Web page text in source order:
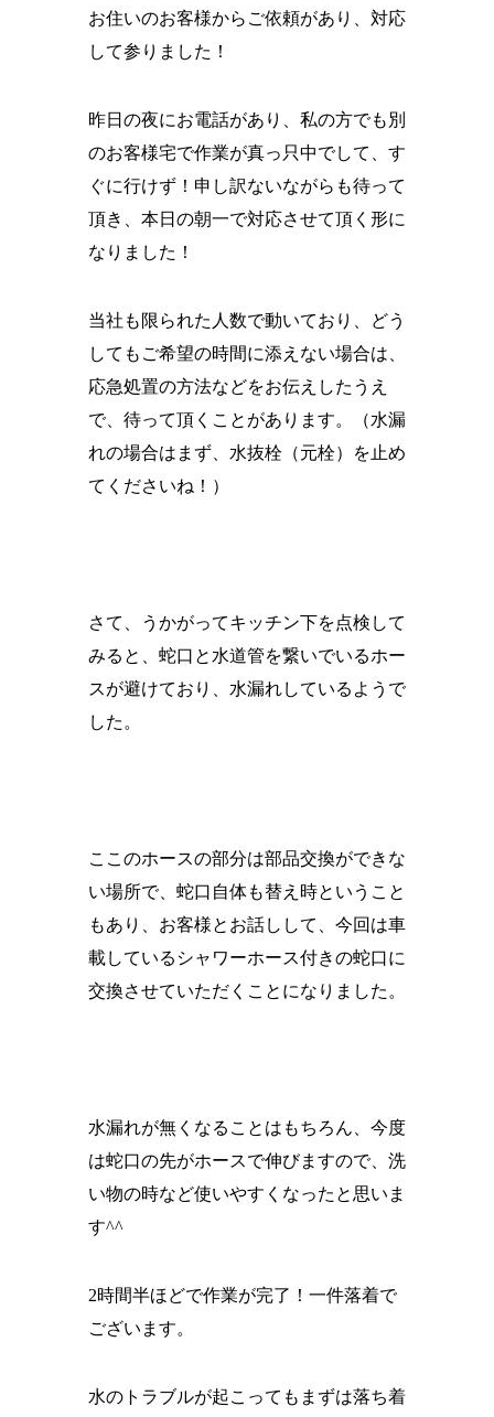
お住いのお客様からご依頼があり、対応
して参りました！
昨日の夜にお電話があり、私の方でも別
のお客様宅で作業が真っ只中でして、す
ぐに行けず！申し訳ないながらも待って
頂き、本日の朝一で対応させて頂く形に
なりました！
当社も限られた人数で動いており、どう
してもご希望の時間に添えない場合は、
応急処置の方法などをお伝えしたうえ
で、待って頂くことがあります。（水漏
れの場合はまず、水抜栓（元栓）を止め
てくださいね！）
さて、うかがってキッチン下を点検して
みると、蛇口と水道管を繋いでいるホー
スが避けており、水漏れしているようで
した。
ここのホースの部分は部品交換ができな
い場所で、蛇口自体も替え時ということ
もあり、お客様とお話しして、今回は車
載しているシャワーホース付きの蛇口に
交換させていただくことになりました。
水漏れが無くなることはもちろん、今度
は蛇口の先がホースで伸びますので、洗
い物の時など使いやすくなったと思いま
す^^
2時間半ほどで作業が完了！一件落着で
ございます。
水のトラブルが起こってもまずは落ち着